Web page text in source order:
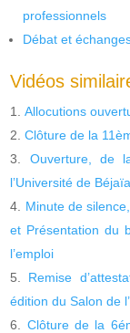
professionnels
Débat et
Vidéos
Allocutions
Clôture de la
Ouverture, de
l’Université de Béjaïa
Minute de
et Présentation du
l’emploi
Remise
édition du Salon de
Clôture de la